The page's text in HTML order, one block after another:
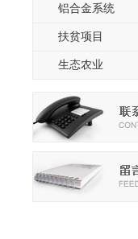
铝合金系统
扶贫项目
生态农业